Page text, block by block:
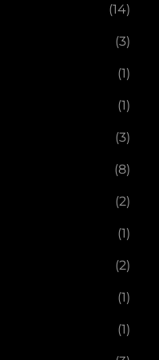
(14)
(3)
(1)
(1)
(3)
(8)
(2)
(1)
(2)
(1)
(1)